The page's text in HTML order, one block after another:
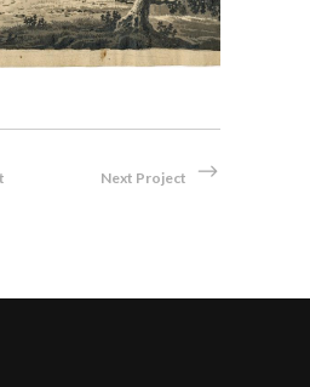
Next Project